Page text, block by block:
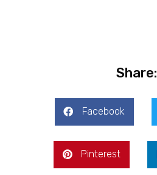
Share:
Facebook
Pinterest